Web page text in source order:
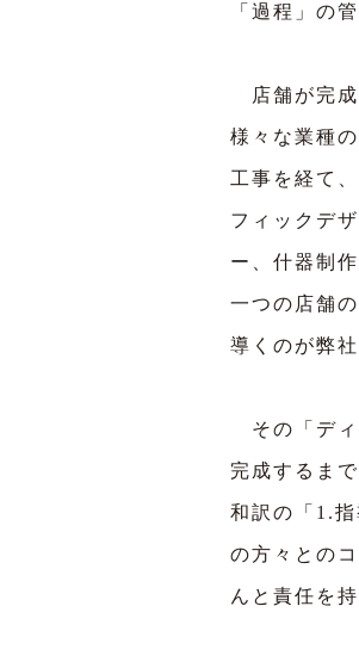
「過程」の
店舗が完成
様々な業種
工事を経て
フィックデ
ー、什器制
一つの店舗
導くのが弊
その「ディ
完成するま
和訳の「1.
の方々との
んと責任を